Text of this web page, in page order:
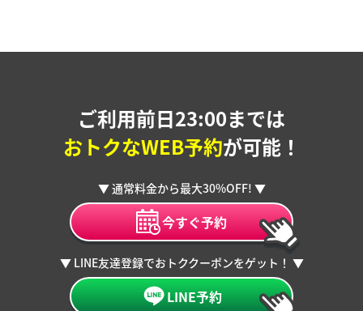
ご利用前日23:00までは
おトクなWEB予約が可能！
▼ 通常料金から最大30%OFF! ▼
今すぐ予約
▼ LINE友達登録でおトククーポンをゲット！ ▼
LINE予約